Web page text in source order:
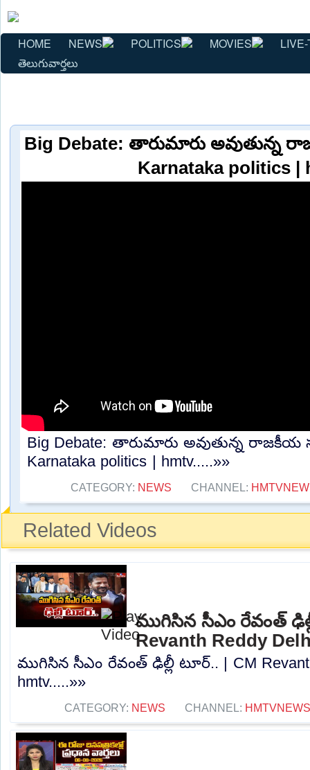
HOME NEWS POLITICS MOVIES
తెలుగువార్తలు
Big Debate: తారుమారు అవుతున్న
Karnataka politics |
Big Debate: తారుమారు అవుతున్న
Karnataka politics | hmtv.....»»
CATEGORY: NEWS CHANNEL:
Related Videos
ముగిసిన సీఎం రేవంత్
Revanth Reddy
ముగిసిన సీఎం రేవంత్ ఢిల్లీ టూర్.. | CM
hmtv.....»»
CATEGORY: NEWS CHANNEL: HMTVNEWS